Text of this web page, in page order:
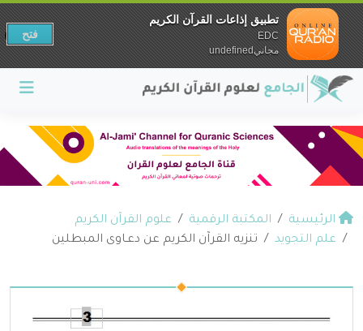
الرئيسية المكتبة الرقمية
علوم القرآن الكريم
علم التجويد
تنزيه القرآن الكريم عن دعـاوى المبطلين
تطبيق إذاعات القرآن الكريم
EDC
مجانيundefined
فتح